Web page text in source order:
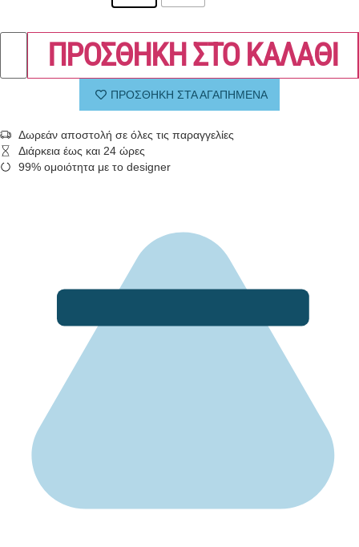
ΠΡΟΣΘΗΚΗ ΣΤΟ ΚΑΛΑΘΙ
ΠΡΟΣΘΗΚΗ ΣΤΑ ΑΓΑΠΗΜΕΝΑ
Δωρεάν αποστολή σε όλες τις παραγγελίες
Διάρκεια έως και 24 ώρες
99% ομοιότητα με το designer